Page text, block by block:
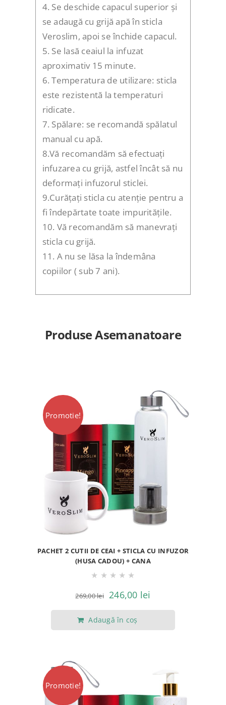
4. Se deschide capacul superior și
se adaugă cu grijă apă în sticla
Veroslim, apoi se închide capacul.
5. Se lasă ceaiul la infuzat
aproximativ 15 minute.
6. Temperatura de utilizare: sticla
este rezistentă la temperaturi
ridicate.
7. Spălare: se recomandă spălatul
manual cu apă.
8.Vă recomandăm să efectuați
infuzarea cu grijă, astfel încât să nu
deformați infuzorul sticlei.
9.Curățați sticla cu atenție pentru a
fi îndepărtate toate impuritățile.
10. Vă recomandăm să manevrați
sticla cu grijă.
11. A nu se lăsa la îndemâna
copiilor ( sub 7 ani).
Produse Asemanatoare
Promotie!
PACHET 2 CUTII DE CEAI + STICLA CU INFUZOR
(HUSA CADOU) + CANA
★ ★ ★ ★ ★
269,00lei
Prețul
inițial
a
246,00 lei
curent
Adaugă în coș
Promotie!